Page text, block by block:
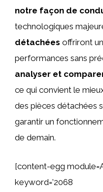
notre façon de
technologiques
détachées offriront
performances sans
analyser et
ce qui convient le
des pièces détachées
garantir un
de demain.
[content-egg
keyword=’2068